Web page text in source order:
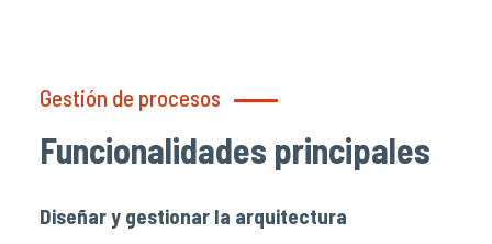
Funcionalidades principales
Gestión de procesos
Diseñar y gestionar la arquitectura